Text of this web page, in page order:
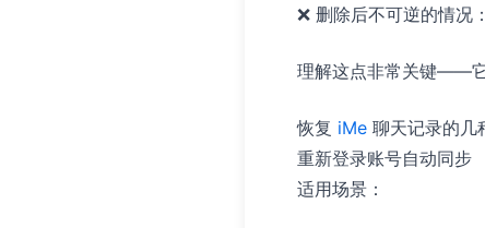
❌ 删除后不可逆的情况
理解这点非常关键——它
恢复 iMe 聊天记录的几
重新登录账号自动同步
适用场景：